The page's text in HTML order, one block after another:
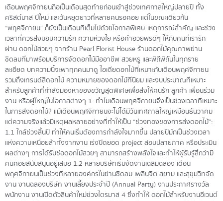
เดือนพฤศจิกายนถือเป็นเดือนสุดท้ายก่อนเข้าสู่ช่วงเทศกาลใหญ่ปลายปี ทั้ง
คริสต์มาส ปีใหม่ และวันหยุดยาวที่หลายคนรอคอย แต่ในขณะเดียวกัน
“พฤศจิกายน” ก็ยังเป็นเดือนที่เต็มไปด้วยโอกาสพิเศษ เหตุการณ์สำคัญ และช่วง
เวลาที่ควรส่งมอบความรัก ความห่วงใย หรือคำอวยพรดีๆ ให้กับคนที่เรารัก
ผ่าน ดอกไม้สวยๆ จากร้าน Pearl Florist House ร้านดอกไม้คุณภาพย่าน
ชิดลมที่มาพร้อมบริการจัดดอกไม้มืออาชีพ สวยหรู และพิถีพิถันในทุกราย
ละเอียด บทความนี้จะพาทุกคนมาดู ไอเดียดอกไม้ที่เหมาะกับเดือนพฤศจิกายน
รวมถึงเทรนด์สีดอกไม้ ความหมายของดอกไม้ที่นิยม และงบประมาณที่เหมาะ
สำหรับลูกค้าที่กำลังมองหาของขวัญสุดพิเศษเพื่อส่งให้คนรัก ลูกค้า เพื่อนร่วม
งาน หรือผู้ใหญ่ในโอกาสต่างๆ 1. ทำไมเดือนพฤศจิกายนจึงเป็นช่วงเวลาที่เหมาะ
ในการส่งดอกไม้? แม้เดือนพฤศจิกายนจะไม่ได้มีวันเทศกาลใหญ่เหมือนธันวาคม
แต่ความจริงแล้วมีเหตุผลหลายอย่างที่ทำให้เป็น “ช่วงทองของการส่งดอกไม้”:
1.1 ใกล้ช่วงสิ้นปี ทำให้คนเริ่มต้องการกำลังใจมากขึ้น ปลายปีมักเป็นช่วงเวลา
แห่งความเหนื่อยล้าทั้งจากงาน เร่งปิดยอด project สอบปลายภาค หรือประเมิน
ผลต่างๆ การได้รับช่อดอกไม้สวยๆ สามารถสร้างพลังใจและทำให้ผู้รับรู้สึกว่ามี
คนคอยสนับสนุนอยู่เสมอ 1.2 หลายบริษัทเริ่มจัดงานเฉลิมฉลอง เดือน
พฤศจิกายนเป็นช่วงที่หลายองค์กรในย่านชิดลม เพลินจิต สยาม และสุขุมวิทจัด
งาน งานฉลองบริษัท งานเลี้ยงประจำปี (Annual Party) งานประกาศรางวัล
พนักงาน งานเปิดตัวสินค้าใหม่ช่วงไตรมาส 4 ซึ่งทำให้ ดอกไม้สำหรับงานอีเวนต์